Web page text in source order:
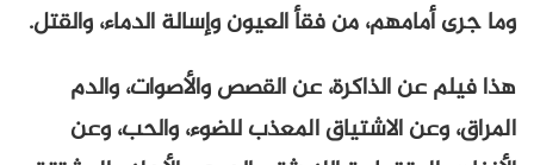
وما جرى أمامهم، من فقأ العيون وإسالة الدماء، والقتل.
هذا فيلم عن الذاكرة، عن القصص والأصوات، والدم
المراق، وعن الاشتياق المعذب للضوء، والحب، وعن